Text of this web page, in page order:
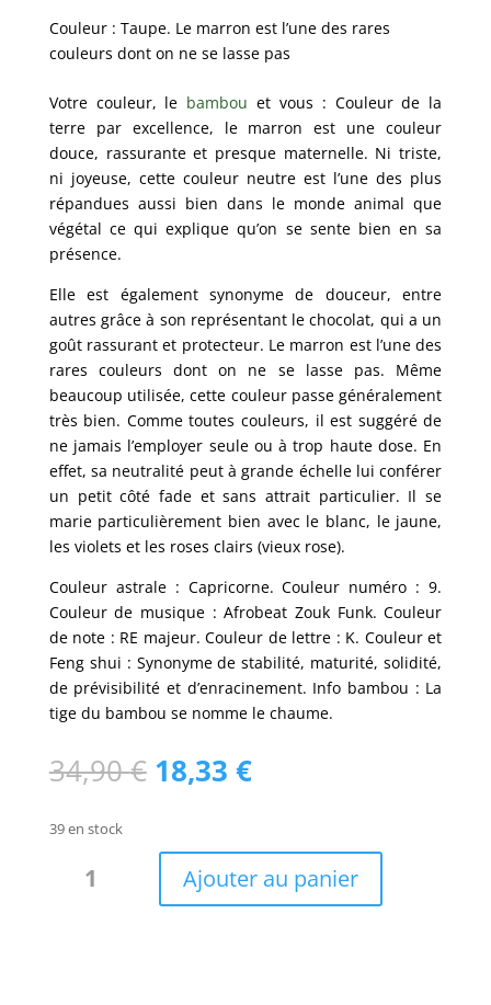
Couleur : Taupe. Le marron est l’une des rares
couleurs dont on ne se lasse pas
Votre couleur, le bambou et vous : Couleur de la
terre par excellence, le marron est une couleur
douce, rassurante et presque maternelle. Ni triste,
ni joyeuse, cette couleur neutre est l’une des plus
répandues aussi bien dans le monde animal que
végétal ce qui explique qu’on se sente bien en sa
présence.
Elle est également synonyme de douceur, entre
autres grâce à son représentant le chocolat, qui a un
goût rassurant et protecteur. Le marron est l’une des
rares couleurs dont on ne se lasse pas. Même
beaucoup utilisée, cette couleur passe généralement
très bien. Comme toutes couleurs, il est suggéré de
ne jamais l’employer seule ou à trop haute dose. En
effet, sa neutralité peut à grande échelle lui conférer
un petit côté fade et sans attrait particulier. Il se
marie particulièrement bien avec le blanc, le jaune,
les violets et les roses clairs (vieux rose).
Couleur astrale : Capricorne. Couleur numéro : 9.
Couleur de musique : Afrobeat Zouk Funk. Couleur
de note : RE majeur. Couleur de lettre : K. Couleur et
Feng shui : Synonyme de stabilité, maturité, solidité,
de prévisibilité et d’enracinement. Info bambou : La
tige du bambou se nomme le chaume.
34,90€ Le
prix
était :
34,90 €.
18,33 €Le
prix
est :
18,33 €.
39 en stock
Ajouter au panier